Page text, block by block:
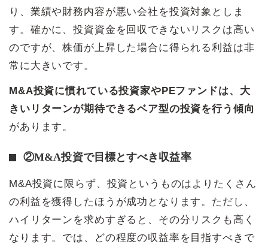
り、業績や財務内容が悪い会社を投資対象としま
す。確かに、投資資金を回収できないリスクは高い
のですが、株価が上昇した場合に得られる利益は非
常に大きいです。
M&A投資に慣れている投資家やPEファンドは、大
きいリターンが期待できるベア型の投資を行う傾向
があります。
②M&A投資で目標とすべき収益率
M&A投資に限らず、投資というものはよりたくさん
の利益を獲得したほうが成功となります。ただし、
ハイリターンを求めすぎると、その分リスクも高く
なります。では、どの程度の収益率を目指すべきで